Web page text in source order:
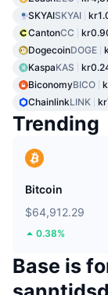
SKYAISKYAI
CantonCC
DogecoinDOGE
KaspaKAS
BiconomyBICO
ChainlinkLINK
Trending
Bitcoin
$64,912.29
0.38%
Base is